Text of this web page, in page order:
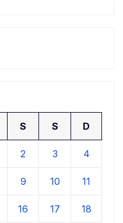
S S D
2 3 4
9 10 11
16 17 18